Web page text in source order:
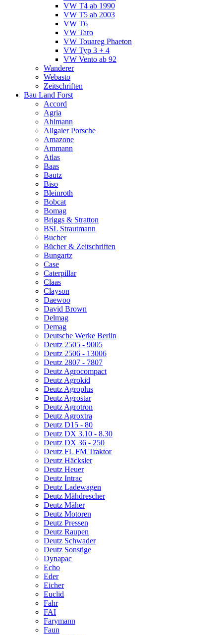
VW T4 ab 1990
VW T5 ab 2003
VW T6
VW Taro
VW Touareg Phaeton
VW Typ 3 + 4
VW Vento ab 92
Wanderer
Webasto
Zeitschriften
Bau Land Forst
Accord
Agria
Ahlmann
Allgaier Porsche
Amazone
Ammann
Atlas
Baas
Bautz
Biso
Bleinroth
Bobcat
Bomag
Briggs & Stratton
BSL Strautmann
Bucher
Bücher & Zeitschriften
Bungartz
Case
Caterpillar
Claas
Clayson
Daewoo
David Brown
Delmag
Demag
Deutsche Werke Berlin
Deutz 2505 - 9005
Deutz 2506 - 13006
Deutz 2807 - 7807
Deutz Agrocompact
Deutz Agrokid
Deutz Agroplus
Deutz Agrostar
Deutz Agrotron
Deutz Agroxtra
Deutz D15 - 80
Deutz DX 3.10 - 8.30
Deutz DX 36 - 250
Deutz FL FM Traktor
Deutz Häcksler
Deutz Heuer
Deutz Intrac
Deutz Ladewagen
Deutz Mähdrescher
Deutz Mäher
Deutz Motoren
Deutz Pressen
Deutz Raupen
Deutz Schwader
Deutz Sonstige
Dynapac
Echo
Eder
Eicher
Euclid
Fahr
FAI
Farymann
Faun